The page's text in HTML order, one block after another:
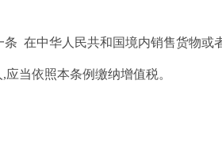
条 在中华人民共和国境内销售货物或
应当依照本条例缴纳增值税。